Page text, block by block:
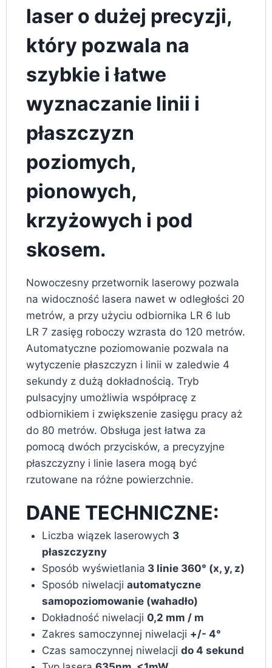
laser o dużej precyzji,
który pozwala na
szybkie i łatwe
wyznaczanie linii i
płaszczyzn
poziomych,
pionowych,
krzyżowych i pod
skosem.
Nowoczesny przetwornik laserowy pozwala
na widoczność lasera nawet w odległości 20
metrów, a przy użyciu odbiornika LR 6 lub
LR 7 zasięg roboczy wzrasta do 120 metrów.
Automatyczne poziomowanie pozwala na
wytyczenie płaszczyzn i linii w zaledwie 4
sekundy z dużą dokładnością. Tryb
pulsacyjny umożliwia współpracę z
odbiornikiem i zwiększenie zasięgu pracy aż
do 80 metrów. Obsługa jest łatwa za
pomocą dwóch przycisków, a precyzyjne
płaszczyzny i linie lasera mogą być
rzutowane na różne powierzchnie.
DANE TECHNICZNE:
Liczba wiązek laserowych 3
płaszczyzny
Sposób wyświetlania 3 linie 360° (x, y, z)
Sposób niwelacji automatyczne
samopoziomowanie (wahadło)
Dokładność niwelacji 0,2 mm / m
Zakres samoczynnej niwelacji +/- 4°
Czas samoczynnej niwelacji do 4 sekund